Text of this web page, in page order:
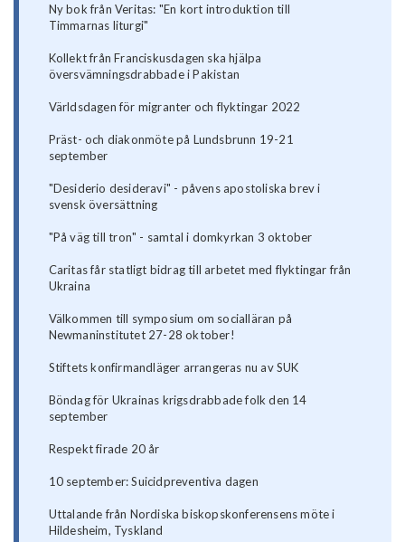
Ny bok från Veritas: "En kort introduktion till
Timmarnas liturgi"
Kollekt från Franciskusdagen ska hjälpa
översvämningsdrabbade i Pakistan
Världsdagen för migranter och flyktingar 2022
Präst- och diakonmöte på Lundsbrunn 19-21
september
"Desiderio desideravi" - påvens apostoliska brev i
svensk översättning
"På väg till tron" - samtal i domkyrkan 3 oktober
Caritas får statligt bidrag till arbetet med flyktingar från
Ukraina
Välkommen till symposium om socialläran på
Newmaninstitutet 27-28 oktober!
Stiftets konfirmandläger arrangeras nu av SUK
Böndag för Ukrainas krigsdrabbade folk den 14
september
Respekt firade 20 år
10 september: Suicidpreventiva dagen
Uttalande från Nordiska biskopskonferensens möte i
Hildesheim, Tyskland